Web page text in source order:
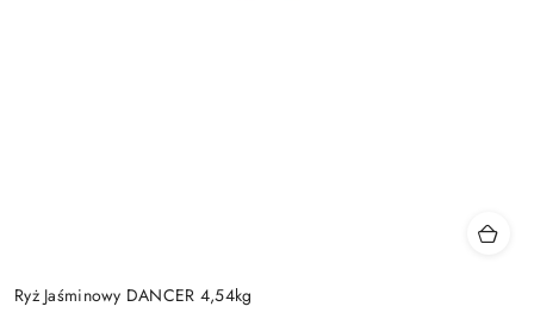
Ryż Jaśminowy DANCER 4,54kg